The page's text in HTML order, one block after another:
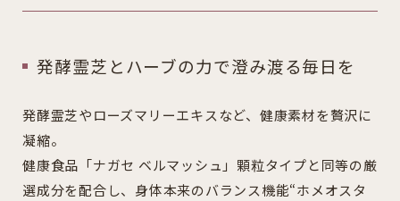
発酵霊芝とハーブの力で澄み渡る毎日を
発酵霊芝やローズマリーエキスなど、健康素材を贅沢に
凝縮。
健康食品「ナガセ ベルマッシュ」顆粒タイプと同等の厳
選成分を配合し、身体本来のバランス機能“ホメオスタ